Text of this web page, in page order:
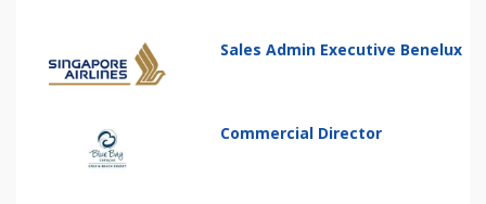
Sales Admin Executive Benelux
Commercial Director